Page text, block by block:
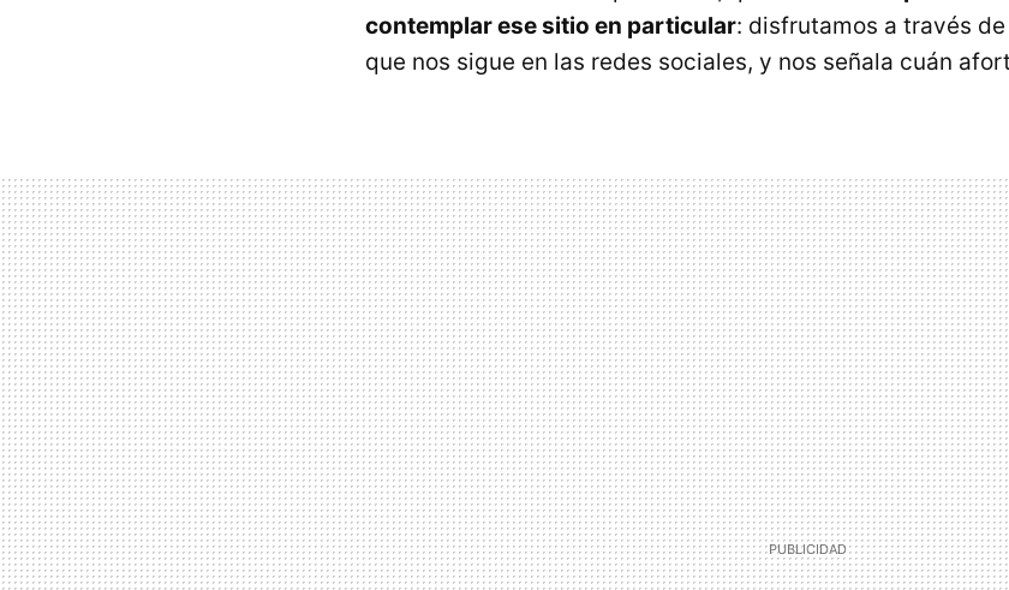
contemplar ese sitio en particular: disfrutamos a través
que nos sigue en las redes sociales, y nos señala cuán